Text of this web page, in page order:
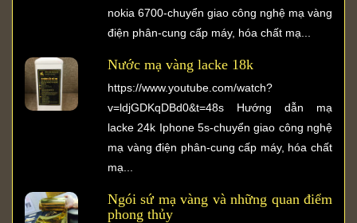
nokia 6700-chuyển giao công nghệ mạ vàng
điện phân-cung cấp máy, hóa chất mạ...
Nước mạ vàng lacke 18k
https://www.youtube.com/watch?
v=ldjGDKqDBd0&t=48s Hướng dẫn mạ
lacke 24k Iphone 5s-chuyển giao công nghệ
mạ vàng điện phân-cung cấp máy, hóa chất
mạ...
Ngói sứ mạ vàng và những quan điểm
phong thủy